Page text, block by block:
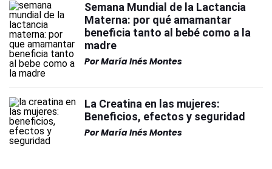
Semana Mundial de la Lactancia
Materna: por qué amamantar
beneficia tanto al bebé como a la
madre
PorMaría Inés Montes
La Creatina en las mujeres:
Beneficios, efectos y seguridad
PorMaría Inés Montes